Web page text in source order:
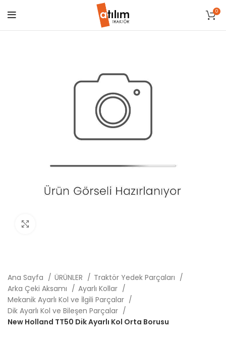
0
Ana Sayfa ÜRÜNLER
Traktör Yedek Parçaları
Arka Çeki Aksamı
Ayarlı Kollar
Mekanik Ayarlı Kol ve İlgili Parçalar
Dik Ayarlı Kol ve Bileşen Parçalar
New Holland TT50 Dik Ayarlı Kol Orta Borusu